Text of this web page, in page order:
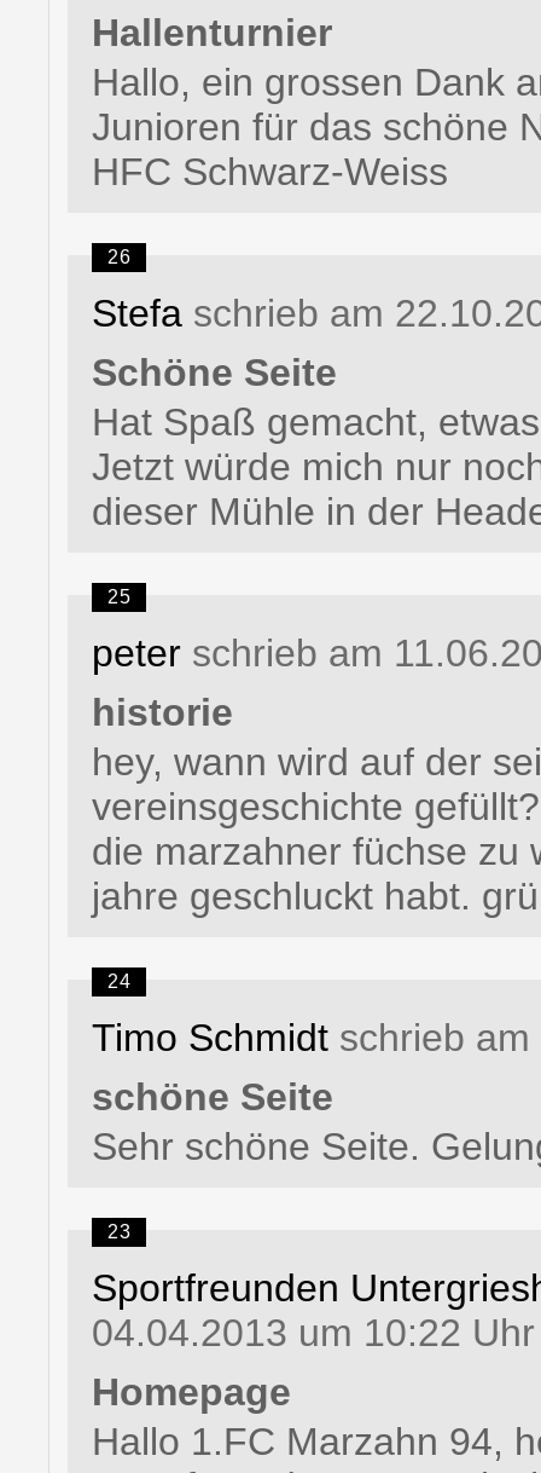
Hallenturnier
Hallo, ein grossen Dank
Junioren für das schöne
HFC Schwarz-Weiss
26
Stefa schrieb am
Schöne Seite
Hat Spaß gemacht,
Jetzt würde mich nur
dieser Mühle in der
25
peter schrieb am
historie
hey, wann wird auf der
vereinsgeschichte
die marzahner füchse zu
jahre geschluckt habt.
24
Timo Schmidt schrieb
schöne Seite
Sehr schöne Seite.
23
Sportfreunden
04.04.2013 um 10:22 Uhr
Homepage
Hallo 1.FC Marzahn 94,